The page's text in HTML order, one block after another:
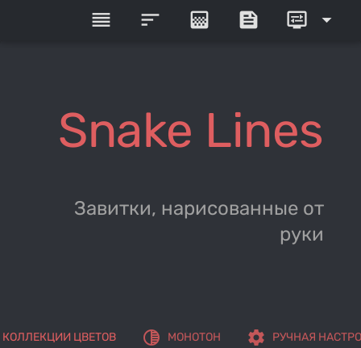
reorder sort gradient feed display_settings arrow_drop_down
Snake Lines
Завитки, нарисованные от
руки
КОЛЛЕКЦИИ ЦВЕТОВ tonality МОНОТОН settings РУЧНАЯ